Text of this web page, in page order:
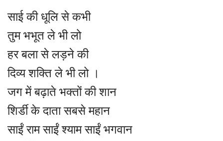
साई की धूलि से कभी
तुम भभूत ले भी लो
हर बला से लड़ने की
दिव्य शक्ति ले भी लो ।
जग में बढ़ाते भक्तों की शान
शिर्डी के दाता सबसे महान
साईं राम साईं श्याम साईं भगवान